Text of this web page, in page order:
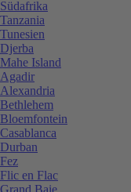
Südafrika
Tanzania
Tunesien
Djerba
Mahe Island
Agadir
Alexandria
Bethlehem
Bloemfontein
Casablanca
Durban
Fez
Flic en Flac
Grand Baie